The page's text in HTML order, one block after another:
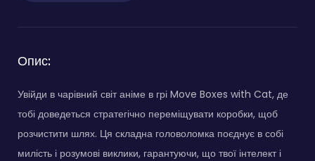
Опис:
Увійди в чарівний світ аніме в грі Move Boxes with Cat, де
тобі доведеться стратегічно переміщувати коробки, щоб
розчистити шлях. Ця складна головоломка поєднує в собі
милість і розумові виклики, гарантуючи, що твої інтелект і